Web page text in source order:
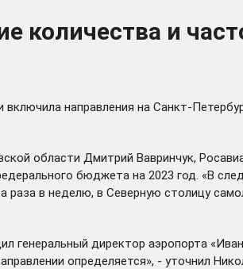
количества и
направления на Санкт-
области Дмитрий Вавринчук,
бюджета на 2023 год. «В
в неделю, в Северную столицу
директор аэропорта
определяется», - уточнил